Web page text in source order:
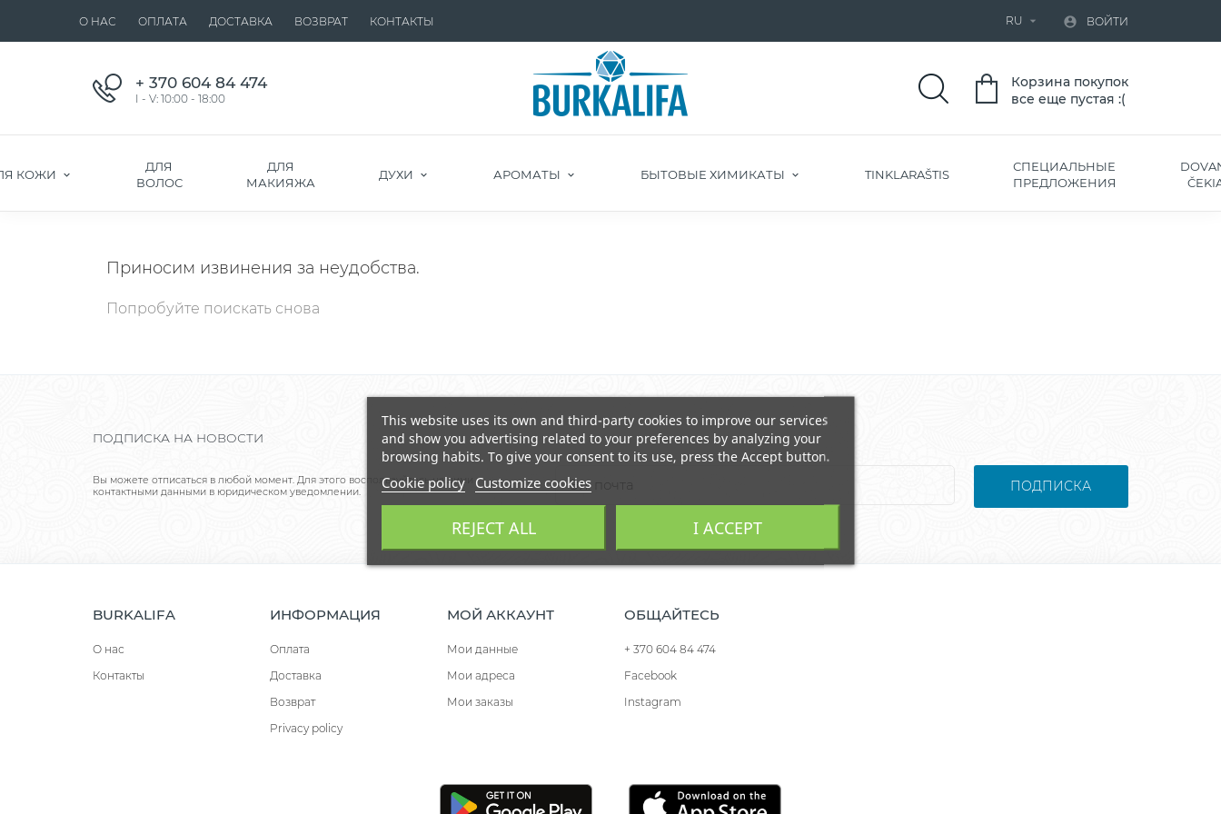
О НАС ОПЛАТА ДОСТАВКА ВОЗВРАТ КОНТАКТЫ RU   ВОЙТИ
+ 370 604 84 474
I - V: 10:00 - 18:00
Корзина покупок
все еще пустая :(
КОЖИ
ДЛЯ
ВОЛОС
ДЛЯ
МАКИЯЖА
ДУХИ АРОМАТЫ БЫТОВЫЕ ХИМИКАТЫ TINKLARAŠTIS
СПЕЦИАЛЬНЫЕ
ПРЕДЛОЖЕНИЯ
Приносим извинения за неудобства.
Попробуйте поискать снова
ПОДПИСКА НА НОВОСТИ
Вы можете отписаться в любой момент. Для этого воспользуйтесь нашими
контактными данными в юридическом уведомлении.
ПОДПИСКА
BURKALIFA
О нас
Контакты
ИНФОРМАЦИЯ
Оплата
Доставка
Возврат
Privacy policy
МОЙ АККАУНТ
Мои данные
Мои адреса
Мои заказы
ОБЩАЙТЕСЬ
+ 370 604 84 474
Facebook
Instagram
This website uses its own and third-party cookies to improve our services
and show you advertising related to your preferences by analyzing your
browsing habits. To give your consent to its use, press the Accept button.
Cookie policy Customize cookies
REJECT ALL I ACCEPT